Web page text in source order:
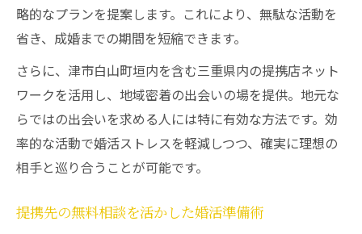
略的なプランを提案します。これにより、無駄な活動を
省き、成婚までの期間を短縮できます。
さらに、津市白山町垣内を含む三重県内の提携店ネット
ワークを活用し、地域密着の出会いの場を提供。地元な
らではの出会いを求める人には特に有効な方法です。効
率的な活動で婚活ストレスを軽減しつつ、確実に理想の
相手と巡り合うことが可能です。
提携先の無料相談を活かした婚活準備術